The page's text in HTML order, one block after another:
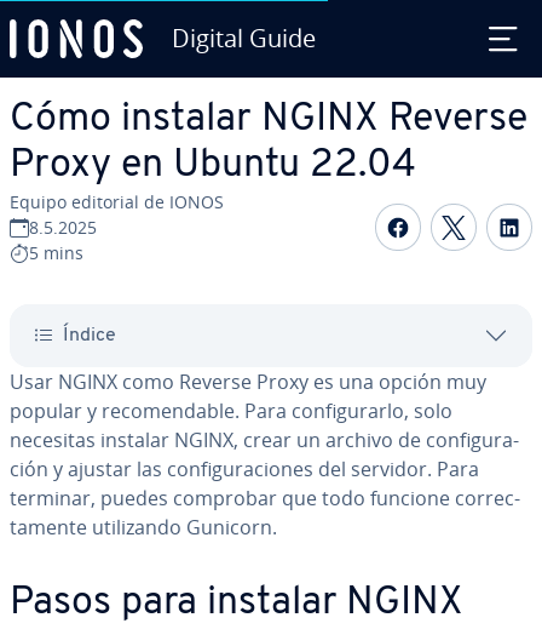
Digital Guide
Cómo instalar NGINX Reverse
Proxy en Ubuntu 22.04
Equipo editorial de IONOS
8.5.2025
5 mins
Compartir
Índice
Usar NGINX como Reverse Proxy es una opción muy
popular y re­co­me­n­da­ble. Para co­n­fi­gu­rar­lo, solo
necesitas instalar NGINX, crear un archivo de co­n­fi­gu­ra­
ción y ajustar las co­n­fi­gu­ra­cio­nes del servidor. Para
terminar, puedes comprobar que todo funcione co­rre­c­
ta­me­n­te uti­li­za­n­do Gunicorn.
Pasos para instalar NGINX